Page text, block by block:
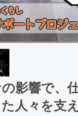
影響で、
人々を支